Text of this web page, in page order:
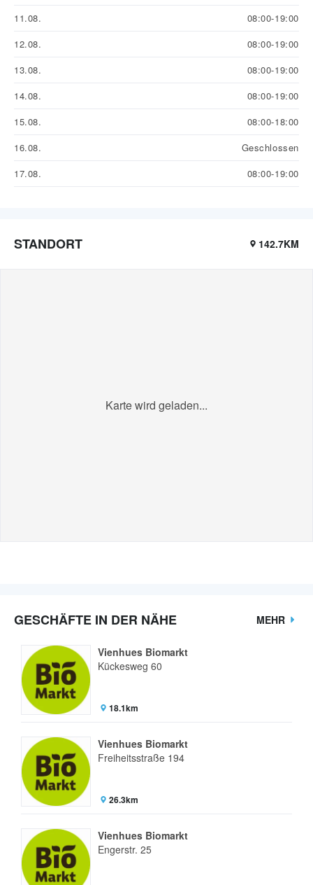
11.08.
08:00-19:00
12.08.
08:00-19:00
13.08.
08:00-19:00
14.08.
08:00-19:00
15.08.
08:00-18:00
16.08.
Geschlossen
17.08.
08:00-19:00
STANDORT 142.7KM
Karte wird geladen...
GESCHÄFTE IN DER NÄHE MEHR
Vienhues Biomarkt
Kückesweg 60
18.1km
Vienhues Biomarkt
Freiheitsstraße 194
26.3km
Vienhues Biomarkt
Engerstr. 25